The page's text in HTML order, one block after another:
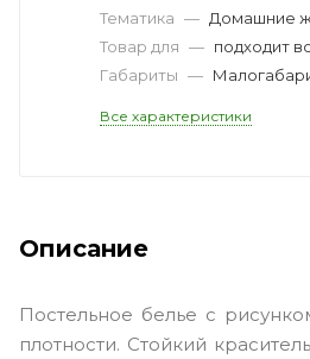
Тематика — Домашние
Товар для — подходит
Габариты —
Все характеристики
Описание
Постельное белье с
плотности. Стойкий